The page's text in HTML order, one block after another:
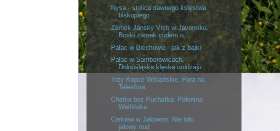
Nysa - stolica dawnego księstwa
biskupiego
Zamek Jánský Vrch w Javorníku.
Boski zamek cudem o...
Pałac w Biechowie - jak z bajki
Pałac w Samborowicach.
Dolnośląska klęska urodzaju
Trzy Kopce Wiślańskie. Pora na
Telesfora
Chatka bez Puchatka. Połonina
Wetlińska
Cerkiew w Jałowem. Nie taki
jałowy trud